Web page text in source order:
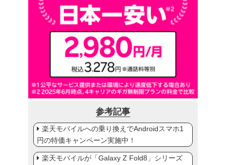
参考記事
楽天モバイルへの乗り換えでAndroidスマホ1
円の特価キャンペーン実施中！
楽天モバイルが「Galaxy Z Fold8」シリーズ